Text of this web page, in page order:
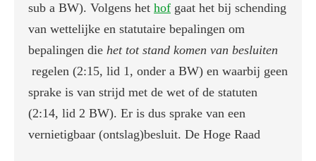
sub a BW). Volgens het hof gaat het bij schending
van wettelijke en statutaire bepalingen om
bepalingen die het tot stand komen van besluiten
regelen (2:15, lid 1, onder a BW) en waarbij geen
sprake is van strijd met de wet of de statuten
(2:14, lid 2 BW). Er is dus sprake van een
vernietigbaar (ontslag)besluit. De Hoge Raad